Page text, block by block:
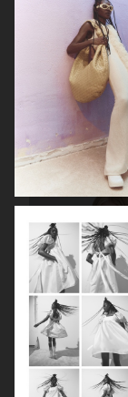
ELLE SWEDEN